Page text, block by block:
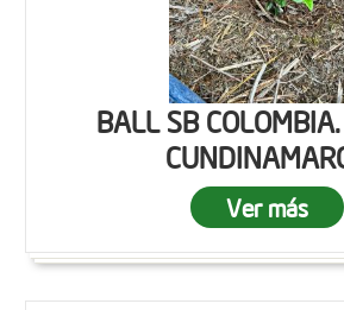
BALL SB
Ver más